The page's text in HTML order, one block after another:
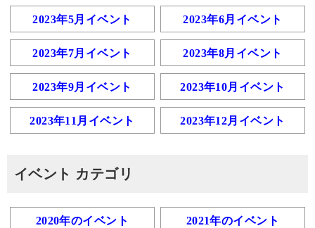
2023年5月イベント 2023年6月イベント
2023年7月イベント 2023年8月イベント
2023年9月イベント 2023年10月イベント
2023年11月イベント 2023年12月イベント
イベント カテゴリ
2020年のイベント 2021年のイベント